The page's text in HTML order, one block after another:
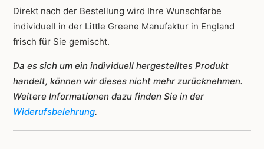
Direkt nach der Bestellung wird Ihre Wunschfarbe
individuell in der Little Greene Manufaktur in England
frisch für Sie gemischt.
Da es sich um ein individuell hergestelltes Produkt
handelt, können wir dieses nicht mehr zurücknehmen.
Weitere Informationen dazu finden Sie in der
Widerufsbelehrung.